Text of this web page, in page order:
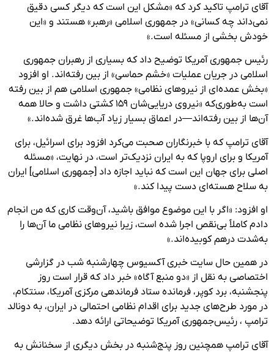
آقای ترامپ تاکید کرد که «مشکل این است که دیگر کسی دقیق
نمی‌داند چه کسانی» در جمهوری اسلامی «رهبر» هستند و «این
خودش بخشی از مسئله است.»
رئیس جمهوری آمریکا توضیح داد که بسیاری از رهبران جمهوری
اسلامی در جریان عملیات «خشم حماسی» از بین رفته‌اند. او افزود
«بخش عمده‌ای از نیروهای نظامی‌» جمهوری اسلامی هم از بین رفته
است به‌طوری‌که «نیروی دریایی‌شان ۱۵۹ کشتی داشت و حالا همه
آن‌ها از بین رفته‌اند—در اعماق بسیار زیاد آب‌ها غرق شده‌اند.»
آقای ترامپ که با خبرنگاران صحبت می‌کرد افزود برای اسرائیل، برای
آمریکا و برای اروپا که به ایران نزدیک‌تر است، در نهایت، «مسئله
اصلی برای جهان این است که نباید اجازه داد [جمهوری اسلامی] ایران
به سلاح هسته‌ای دست پیدا کند.»
او افزود: «اگر با این موضوع موافق باشید، آن‌وقت کاری که من انجام
دادم کاملاً بی‌نقص اجرا شده است، زیرا نیروهای نظامی ما آن‌ها را
به‌شدت درهم کوبیده‌اند.»
در همین حال سایت خبری آکسیوس چهارشنبه شب در گزارشی
اختصاصی به نقل از «دو منبع آگاه» خبر داد که قرار است روز
پنجشنبه، برد کوپر، فرمانده ستاد فرماندهی مرکزی آمریکا، سنتکام،
در مورد طرح‌های جدید برای اقدام نظامی احتمالی در ایران، به دونالد
ترامپ ، رئیس‌جمهوری آمریکا توضیحاتی ارائه دهد.
آقای ترامپ همچنین روز پنج‌شنبه در بخش دیگری از سخنانش به